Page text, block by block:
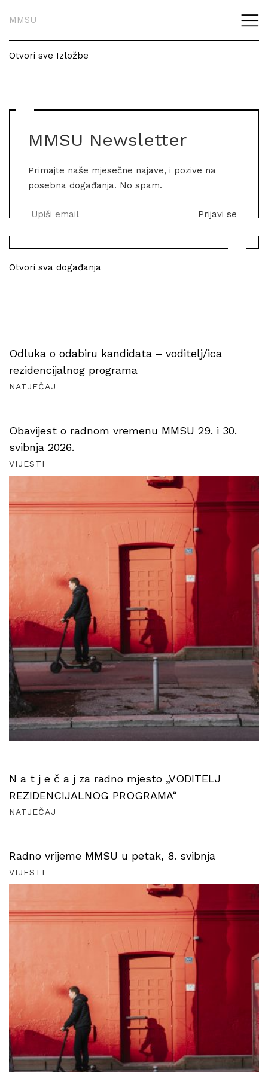
MMSU
Otvori sve Izložbe
MMSU Newsletter
Primajte naše mjesečne najave, i pozive na
posebna događanja. No spam.
Otvori sva događanja
Odluka o odabiru kandidata – voditelj/ica
rezidencijalnog programa
NATJEČAJ
Obavijest o radnom vremenu MMSU 29. i 30.
svibnja 2026.
VIJESTI
N a t j e č a j za radno mjesto „VODITELJ
REZIDENCIJALNOG PROGRAMA“
NATJEČAJ
Radno vrijeme MMSU u petak, 8. svibnja
VIJESTI